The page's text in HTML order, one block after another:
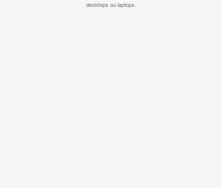
desktops ou laptops.